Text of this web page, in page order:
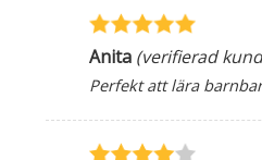
Anita (verifierad
Perfekt att lära